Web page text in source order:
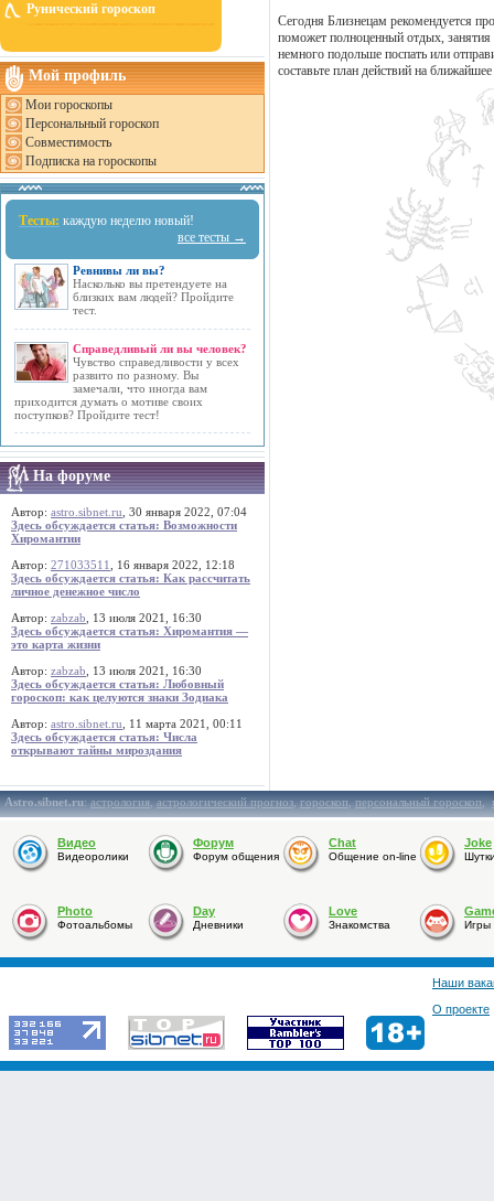
Рунический гороскоп
Мой профиль
Мои гороскопы
Персональный гороскоп
Совместимость
Подписка на гороскопы
Тесты: каждую неделю новый!
все тесты →
Ревнивы ли вы?
Насколько вы претендуете на
близких вам людей? Пройдите
тест.
Справедливый ли вы человек?
Чувство справедливости у всех
развито по разному. Вы
замечали, что иногда вам
приходится думать о мотиве своих
поступков? Пройдите тест!
На форуме
Автор: astro.sibnet.ru , 30 января 2022, 07:04
Здесь обсуждается статья: Возможности
Хиромантии
Автор: 271033511
, 16 января 2022, 12:18
Здесь обсуждается статья: Как рассчитать
личное денежное число
Автор: zabzab , 13 июля 2021, 16:30
Здесь обсуждается статья: Хиромантия —
это карта жизни
Автор: zabzab , 13 июля 2021, 16:30
Здесь обсуждается статья: Любовный
гороскоп: как целуются знаки Зодиака
Автор: astro.sibnet.ru , 11 марта 2021, 00:11
Здесь обсуждается статья: Числа
открывают тайны мироздания
Сегодня Близнецам рекомендуется
поможет полноценный отдых,
немного подольше поспать или
составьте план действий на
Astro.sibnet.ru:астрология,астрологический прогноз,гороскоп,персональный гороскоп,
Видео
Видеоролики
Форум
Форум общения
Chat
Общение on-line
Joke
Photo
Фотоальбомы
Day
Дневники
Love
Знакомства Игры
Наши
О проекте